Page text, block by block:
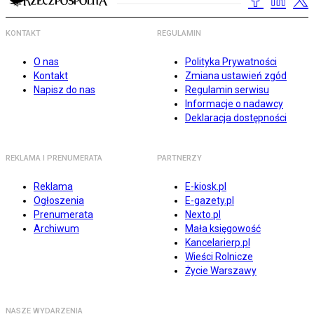
KONTAKT
O nas
Kontakt
Napisz do nas
REGULAMIN
Polityka Prywatności
Zmiana ustawień zgód
Regulamin serwisu
Informacje o nadawcy
Deklaracja dostępności
REKLAMA I PRENUMERATA
Reklama
Ogłoszenia
Prenumerata
Archiwum
PARTNERZY
E-kiosk.pl
E-gazety.pl
Nexto.pl
Mała księgowość
Kancelarierp.pl
Wieści Rolnicze
Życie Warszawy
NASZE WYDARZENIA